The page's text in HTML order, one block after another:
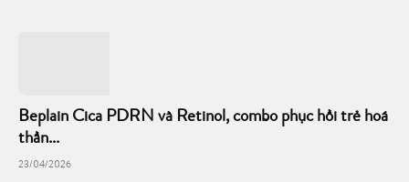
Beplain Cica PDRN và Retinol, combo phục hồi trẻ hoá
thần...
23/04/2026